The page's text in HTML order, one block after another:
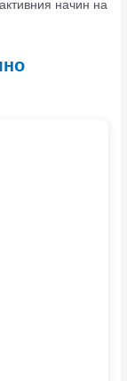
начин на